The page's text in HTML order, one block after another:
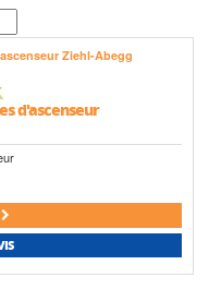
d'ascenseur